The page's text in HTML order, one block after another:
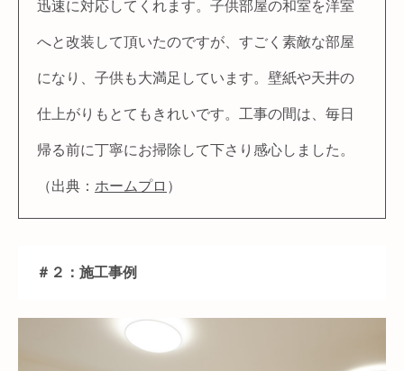
迅速に対応してくれます。子供部屋の和室を洋室
へと改装して頂いたのですが、すごく素敵な部屋
になり、子供も大満足しています。壁紙や天井の
仕上がりもとてもきれいです。工事の間は、毎日
帰る前に丁寧にお掃除して下さり感心しました。
（出典： ホームプロ ）
＃２：施工事例